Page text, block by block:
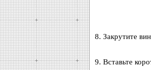
8. Закрутите
9. Вставьте